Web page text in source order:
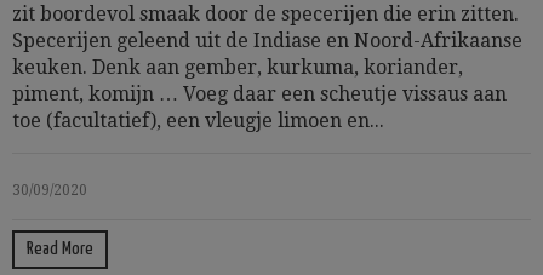
zit boordevol smaak door de specerijen die erin zitten.
Specerijen geleend uit de Indiase en Noord-Afrikaanse
keuken. Denk aan gember, kurkuma, koriander,
piment, komijn … Voeg daar een scheutje vissaus aan
toe (facultatief), een vleugje limoen en...
30/09/2020
Read More